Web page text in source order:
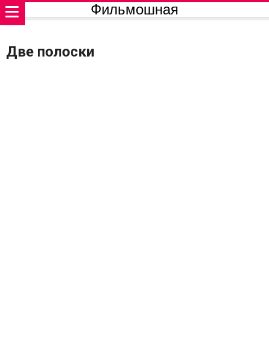
Фильмошная
Две полоски